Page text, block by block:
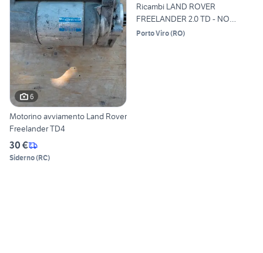
6
Motorino avviamento Land Rover
Freelander TD4
30 €
Siderno(RC)
Ricambi LAND ROVER
FREELANDER 2.0 TD - NO
MOTORE
Porto Viro(RO)